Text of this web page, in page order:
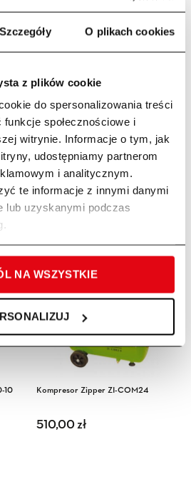
Szczegóły O plikach cookies
z plików cookie
do spersonalizowania treści
społecznościowe i
witrynie. Informacje o tym, jak
udostępniamy partnerom
i analitycznym.
te informacje z innymi danymi
lub uzyskanymi podczas
NA WSZYSTKIE
Kompresor tłokowy 150 l 10 bar
Zipper ZI-COM150-10
4900,02zł
10 Kompresor Zipper ZI-COM24
510,00zł